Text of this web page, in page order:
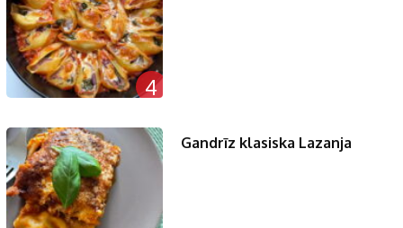
4
Gandrīz klasiska Lazanja